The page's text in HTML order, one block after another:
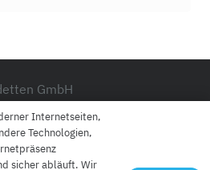
GmbH
48282 Emsdetten
96
Internetseiten,
Technologien,
sicher abläuft. Wir